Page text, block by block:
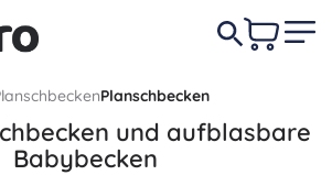
Planschbecken
und aufblasbare
Babybecken